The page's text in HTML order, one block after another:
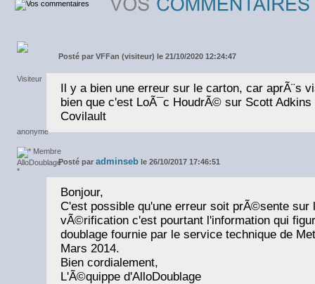
Posté par VFFan (visiteur) le 21/10/2020 12:24:47
Il y a bien une erreur sur le carton, car aprÃ¨s
bien que c'est LoÃ¯c HoudrÃ© sur Scott
Covilault
Posté par adminseb le 26/10/2017 17:46:51
Bonjour,
C'est possible qu'une erreur soit prÃ©sente sur
vÃ©rification c'est pourtant l'information qui
doublage fournie par le service technique de
Mars 2014.
Bien cordialement,
L'Ã©quippe d'AlloDoublage